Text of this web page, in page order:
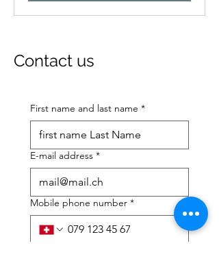
Contact us
First name and last name *
E-mail address *
Mobile phone number *